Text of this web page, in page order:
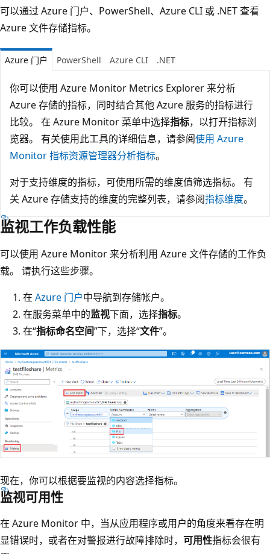
可以通过 Azure 门户、PowerShell、Azure CLI 或 .NET 查看
Azure 文件存储指标。
Azure 门户 PowerShell Azure CLI .NET
你可以使用 Azure Monitor Metrics Explorer 来分析
Azure 存储的指标，同时结合其他 Azure 服务的指标进行
比较。 在 Azure Monitor 菜单中选择指标，以打开指标浏
览器。 有关使用此工具的详细信息，请参阅使用 Azure
Monitor 指标资源管理器分析指标。
对于支持维度的指标，可使用所需的维度值筛选指标。 有
关 Azure 存储支持的维度的完整列表，请参阅指标维度。
监视工作负载性能
可以使用 Azure Monitor 来分析利用 Azure 文件存储的工作负
载。 请执行这些步骤。
在 Azure 门户中导航到存储帐户。
在服务菜单中的监视下面，选择指标。
在“指标命名空间”下，选择“文件”。
现在，你可以根据要监视的内容选择指标。
监视可用性
在 Azure Monitor 中，当从应用程序或用户的角度来看存在明
显错误时，或者在对警报进行故障排除时， 可用性指标会很有